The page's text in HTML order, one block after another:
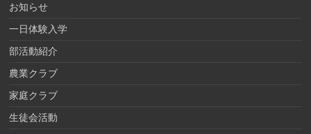
お知らせ
一日体験入学
部活動紹介
農業クラブ
家庭クラブ
生徒会活動